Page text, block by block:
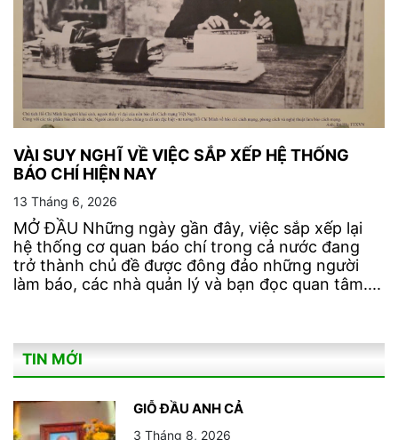
VÀI SUY NGHĨ VỀ VIỆC SẮP XẾP HỆ THỐNG
BÁO CHÍ HIỆN NAY
13 Tháng 6, 2026
MỞ ĐẦU Những ngày gần đây, việc sắp xếp lại
hệ thống cơ quan báo chí trong cả nước đang
trở thành chủ đề được đông đảo những người
làm báo, các nhà quản lý và bạn đọc quan tâm....
TIN MỚI
GIỖ ĐẦU ANH CẢ
3 Tháng 8, 2026